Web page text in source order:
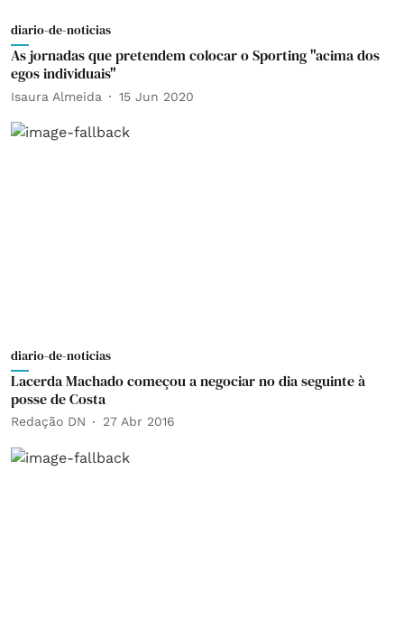
diario-de-noticias
As jornadas que pretendem colocar o Sporting "acima dos
egos individuais"
Isaura Almeida 15 Jun 2020
diario-de-noticias
Lacerda Machado começou a negociar no dia seguinte à
posse de Costa
Redação DN 27 Abr 2016